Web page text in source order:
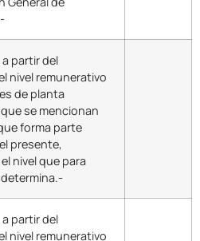
a partir del
nivel remunerativo
de planta
se mencionan
forma parte
presente,
nivel que para
a partir del
nivel remunerativo